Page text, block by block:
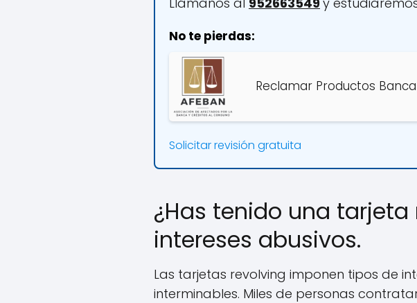
No te pierdas:
Reclamar Productos
Solicitar revisión gratuita
¿Has tenido una tarjeta
intereses abusivos.
Las tarjetas revolving imponen tipos de
interminables. Miles de personas